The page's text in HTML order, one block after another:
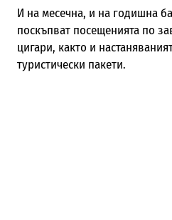
И на месечна, и на годишна
поскъпват посещенията по
цигари, както и
туристически пакети.